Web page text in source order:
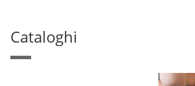
Cataloghi